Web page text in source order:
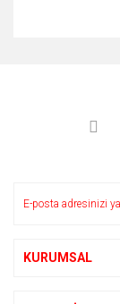
Görüş ve
Ürün
KURUMSAL